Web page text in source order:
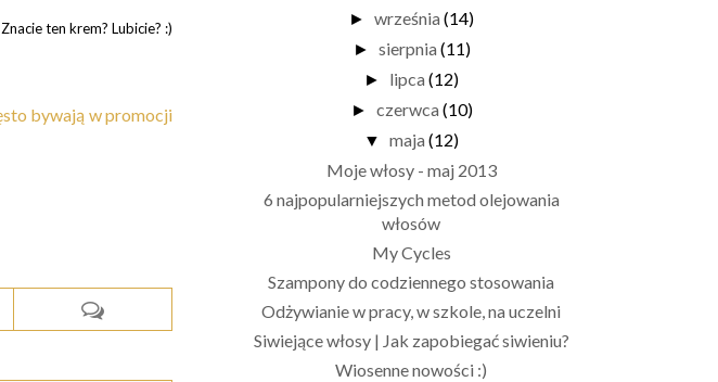
Znacie ten krem? Lubicie? :)
bywają w promocji
► września (14)
► sierpnia (11)
► lipca (12)
► czerwca (10)
▼ maja (12)
Moje włosy - maj 2013
6 najpopularniejszych metod olejowania
włosów
My Cycles
Szampony do codziennego stosowania
Odżywianie w pracy, w szkole, na uczelni
Siwiejące włosy | Jak zapobiegać siwieniu?
Wiosenne nowości :)